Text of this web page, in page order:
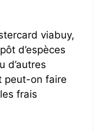
viabuy,
d’espèces
d’autres
peut-on faire
frais